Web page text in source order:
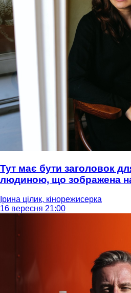
Тут має бути заголовок
людиною, що зображена
Ірина цілик, кінорежисерка
16 вересня 21:00